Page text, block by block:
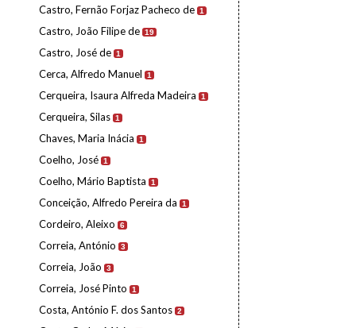
Castro, Fernão Forjaz Pacheco de 1
Castro, João Filipe de 19
Castro, José de 1
Cerca, Alfredo Manuel 1
Cerqueira, Isaura Alfreda Madeira 1
Cerqueira, Silas 1
Chaves, Maria Inácia 1
Coelho, José 1
Coelho, Mário Baptista 1
Conceição, Alfredo Pereira da 1
Cordeiro, Aleixo 6
Correia, António 3
Correia, João 3
Correia, José Pinto 1
Costa, António F. dos Santos 2